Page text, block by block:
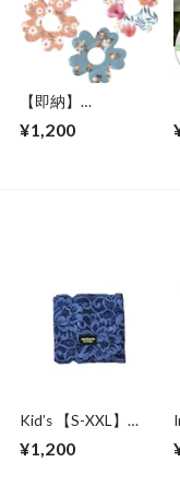
【即納】
応 防水・通気性
¥1,200
Kid’s 【S-XXL】
¥1,200
"